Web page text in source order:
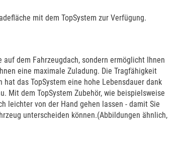
mit dem TopSystem zur Verfügung.
dem Fahrzeugdach, sondern ermöglicht Ihnen
eine maximale Zuladung. Die Tragfähigkeit
das TopSystem eine hohe Lebensdauer dank
Mit dem TopSystem Zubehör, wie beispielsweise
leichter von der Hand gehen lassen - damit Sie
unterscheiden können.(Abbildungen ähnlich,